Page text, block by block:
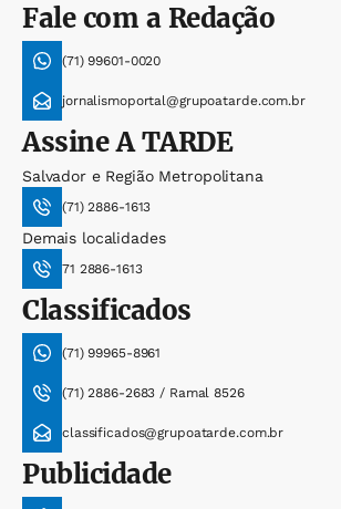
Fale com a Redação
(71) 99601-0020
jornalismoportal@grupoatarde.com.br
AssineA TARDE
Salvador e Região Metropolitana
(71) 2886-1613
Demais localidades
71 2886-1613
Classificados
(71) 99965-8961
(71) 2886-2683 / Ramal 8526
classificados@grupoatarde.com.br
Publicidade